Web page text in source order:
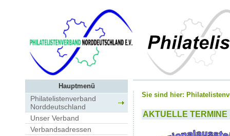
Hauptmenü
Philatelistenverband
Norddeutschland
Unser Verband
Verbandsadressen
Sie sind hier:
AKTUELLE TERMINE